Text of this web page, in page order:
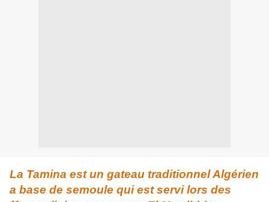
La Tamina est un gateau traditionnel Algérien
a base de semoule qui est servi lors des